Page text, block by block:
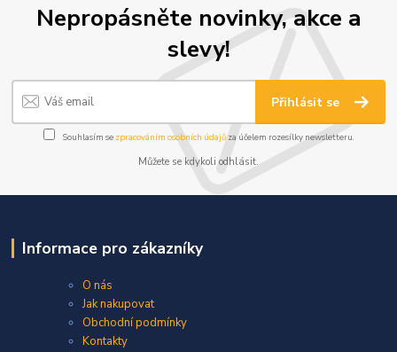
Nepropásněte novinky, akce a
slevy!
Přihlásit se
Souhlasím se zpracováním osobních údajůza účelem rozesílky newsletteru.
Můžete se kdykoli odhlásit.
Informace pro zákazníky
O nás
Jak nakupovat
Obchodní podmínky
Kontakty